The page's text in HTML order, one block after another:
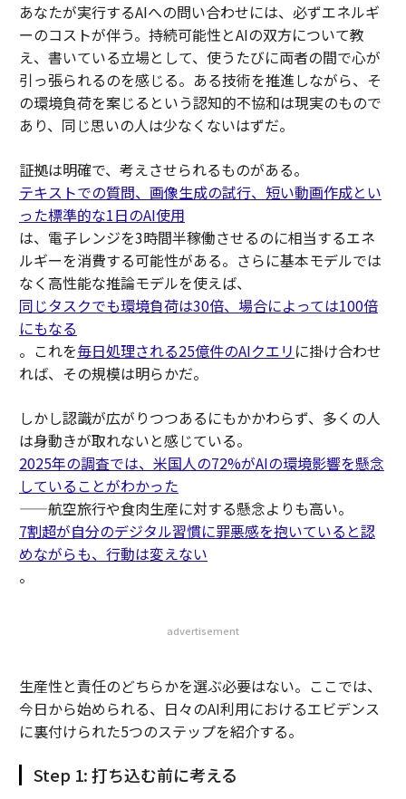
あなたが実行するAIへの問い合わせには、必ずエネルギ
ーのコストが伴う。持続可能性とAIの双方について教
え、書いている立場として、使うたびに両者の間で心が
引っ張られるのを感じる。ある技術を推進しながら、そ
の環境負荷を案じるという認知的不協和は現実のもので
あり、同じ思いの人は少なくないはずだ。
証拠は明確で、考えさせられるものがある。
テキストでの質問、画像生成の試行、短い動画作成とい
った標準的な1日のAI使用
は、電子レンジを3時間半稼働させるのに相当するエネ
ルギーを消費する可能性がある。さらに基本モデルでは
なく高性能な推論モデルを使えば、
同じタスクでも環境負荷は30倍、場合によっては100倍
にもなる
。これを毎日処理される25億件のAIクエリ に掛け合わせ
れば、その規模は明らかだ。
しかし認識が広がりつつあるにもかかわらず、多くの人
は身動きが取れないと感じている。
2025年の調査では、米国人の72%がAIの環境影響を懸念
していることがわかった
——航空旅行や食肉生産に対する懸念よりも高い。
7割超が自分のデジタル習慣に罪悪感を抱いていると認
めながらも、行動は変えない
。
advertisement
生産性と責任のどちらかを選ぶ必要はない。ここでは、
今日から始められる、日々のAI利用におけるエビデンス
に裏付けられた5つのステップを紹介する。
Step 1: 打ち込む前に考える